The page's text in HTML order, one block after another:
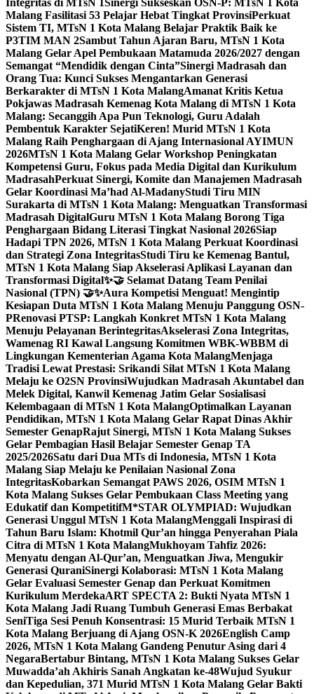
Integritas di MTsN 1Sinergi Sukseskan OSN-P: MTsN 1 Kota
Malang Fasilitasi 53 Pelajar Hebat Tingkat ProvinsiPerkuat
Sistem TI, MTsN 1 Kota Malang Belajar Praktik Baik ke
P3TIM MAN 2Sambut Tahun Ajaran Baru, MTsN 1 Kota
Malang Gelar Apel Pembukaan Matamuda 2026/2027 dengan
Semangat “Mendidik dengan Cinta”Sinergi Madrasah dan
Orang Tua: Kunci Sukses Mengantarkan Generasi
Berkarakter di MTsN 1 Kota MalangAmanat Kritis Ketua
Pokjawas Madrasah Kemenag Kota Malang di MTsN 1 Kota
Malang: Secanggih Apa Pun Teknologi, Guru Adalah
Pembentuk Karakter SejatiKeren! Murid MTsN 1 Kota
Malang Raih Penghargaan di Ajang Internasional AYIMUN
2026MTsN 1 Kota Malang Gelar Workshop Peningkatan
Kompetensi Guru, Fokus pada Media Digital dan Kurikulum
MadrasahPerkuat Sinergi, Komite dan Manajemen Madrasah
Gelar Koordinasi Ma’had Al-MadanyStudi Tiru MIN
Surakarta di MTsN 1 Kota Malang: Menguatkan Transformasi
Madrasah DigitalGuru MTsN 1 Kota Malang Borong Tiga
Penghargaan Bidang Literasi Tingkat Nasional 2026Siap
Hadapi TPN 2026, MTsN 1 Kota Malang Perkuat Koordinasi
dan Strategi Zona IntegritasStudi Tiru ke Kemenag Bantul,
MTsN 1 Kota Malang Siap Akselerasi Aplikasi Layanan dan
Transformasi Digital✨🤝 Selamat Datang Team Penilai
Nasional (TPN) 🤝✨Aura Kompetisi Menguat! Mengintip
Kesiapan Duta MTsN 1 Kota Malang Menuju Panggung OSN-
PRenovasi PTSP: Langkah Konkret MTsN 1 Kota Malang
Menuju Pelayanan BerintegritasAkselerasi Zona Integritas,
Wamenag RI Kawal Langsung Komitmen WBK-WBBM di
Lingkungan Kementerian Agama Kota MalangMenjaga
Tradisi Lewat Prestasi: Srikandi Silat MTsN 1 Kota Malang
Melaju ke O2SN ProvinsiWujudkan Madrasah Akuntabel dan
Melek Digital, Kanwil Kemenag Jatim Gelar Sosialisasi
Kelembagaan di MTsN 1 Kota MalangOptimalkan Layanan
Pendidikan, MTsN 1 Kota Malang Gelar Rapat Dinas Akhir
Semester GenapRajut Sinergi, MTsN 1 Kota Malang Sukses
Gelar Pembagian Hasil Belajar Semester Genap TA
2025/2026Satu dari Dua MTs di Indonesia, MTsN 1 Kota
Malang Siap Melaju ke Penilaian Nasional Zona
IntegritasKobarkan Semangat PAWS 2026, OSIM MTsN 1
Kota Malang Sukses Gelar Pembukaan Class Meeting yang
Edukatif dan KompetitifM*STAR OLYMPIAD: Wujudkan
Generasi Unggul MTsN 1 Kota MalangMenggali Inspirasi di
Tahun Baru Islam: Khotmil Qur’an hingga Penyerahan Piala
Citra di MTsN 1 Kota MalangMukhoyam Tahfiz 2026:
Menyatu dengan Al-Qur’an, Menguatkan Jiwa, Mengukir
Generasi QuraniSinergi Kolaborasi: MTsN 1 Kota Malang
Gelar Evaluasi Semester Genap dan Perkuat Komitmen
Kurikulum MerdekaART SPECTA 2: Bukti Nyata MTsN 1
Kota Malang Jadi Ruang Tumbuh Generasi Emas Berbakat
SeniTiga Sesi Penuh Konsentrasi: 15 Murid Terbaik MTsN 1
Kota Malang Berjuang di Ajang OSN-K 2026English Camp
2026, MTsN 1 Kota Malang Gandeng Penutur Asing dari 4
NegaraBertabur Bintang, MTsN 1 Kota Malang Sukses Gelar
Muwadda’ah Akhiris Sanah Angkatan ke-48Wujud Syukur
dan Kepedulian, 371 Murid MTsN 1 Kota Malang Gelar Bakti